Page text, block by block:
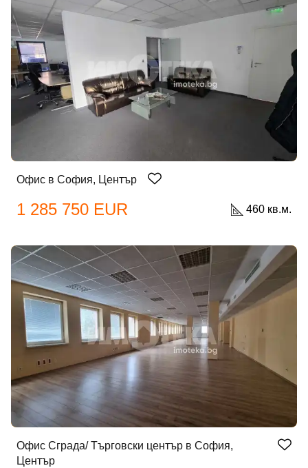
Офис в София, Център
1 285 750 EUR 460 кв.м.
Офис Сграда/ Търговски център в София,
Център